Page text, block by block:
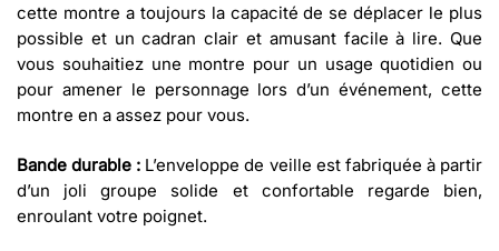
cette montre a toujours la capacité de se déplacer le plus
possible et un cadran clair et amusant facile à lire. Que
vous souhaitiez une montre pour un usage quotidien ou
pour amener le personnage lors d’un événement, cette
montre en a assez pour vous.
Bande durable : L’enveloppe de veille est fabriquée à partir
d’un joli groupe solide et confortable regarde bien,
enroulant votre poignet.